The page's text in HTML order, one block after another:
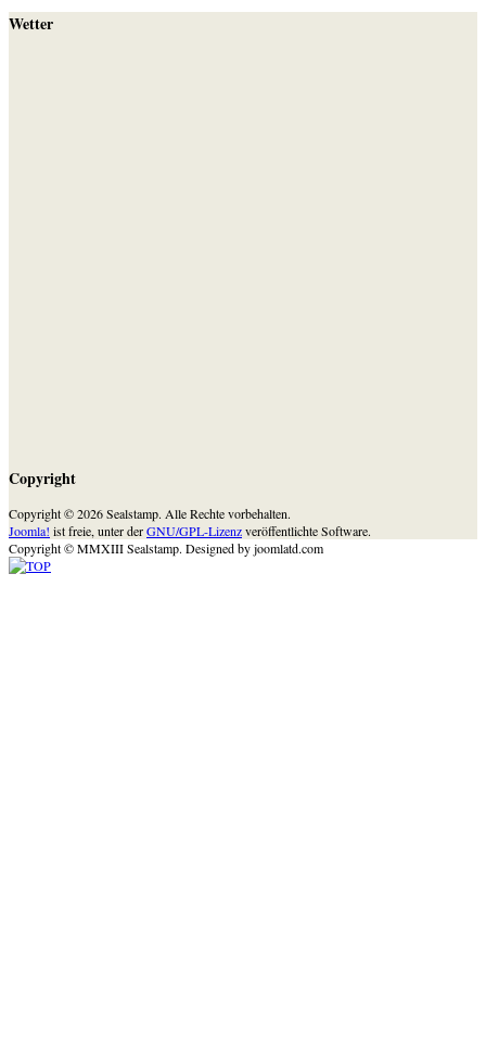
Wetter
Copyright
Copyright © 2026 Sealstamp. Alle Rechte vorbehalten.
Joomla! ist freie, unter derGNU/GPL-Lizenzveröffentlichte Software.
Copyright © MMXIII Sealstamp. Designed by joomlatd.com